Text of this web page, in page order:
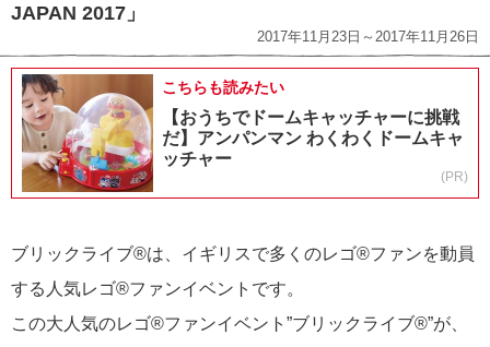
JAPAN 2017」
2017年11月23日～2017年11月26日
こちらも読みたい
【おうちでドームキャッチャーに挑戦
だ】アンパンマン わくわくドームキャ
ッチャー
(PR)
ブリックライブ®は、イギリスで多くのレゴ®ファンを動員
する人気レゴ®ファンイベントです。
この大人気のレゴ®ファンイベント”ブリックライブ®”が、